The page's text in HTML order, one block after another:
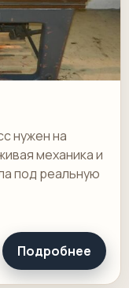
нужен на
механика и
под реальную
Подробнее